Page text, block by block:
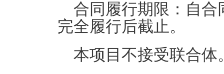
合同履行期限：自
完全履行后截止。
本项目不接受联合体